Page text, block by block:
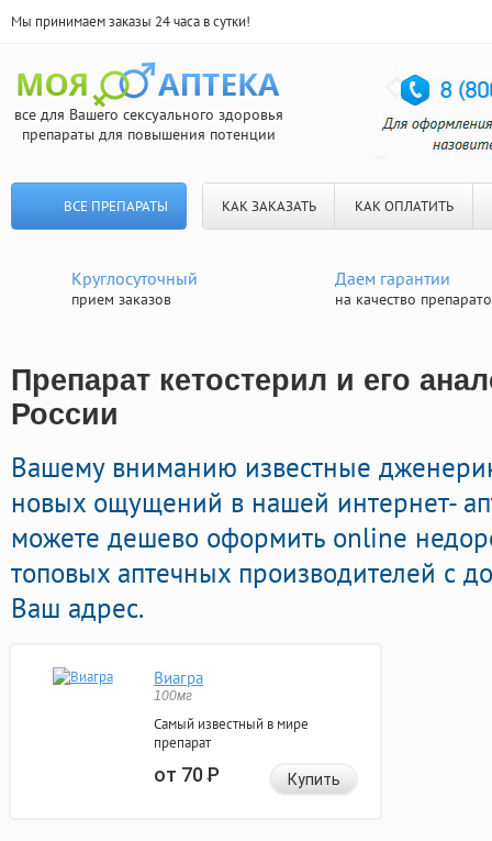
Мы принимаем заказы 24 часа в сутки!
все для Вашего сексуального здоровья
препараты для повышения потенции
ВСЕ ПРЕПАРАТЫ КАК ЗАКАЗАТЬ КАК ОПЛАТИТЬ
Круглосуточный
прием заказов
Даем гарантии
на качество
Препарат кетостерил и его
России
Вашему вниманию известные
новых ощущений в нашей интернет-
можете дешево оформить online
топовых аптечных производителей с
Ваш адрес.
Виагра
100мг
Самый известный в мире
препарат
от 70Р Купить